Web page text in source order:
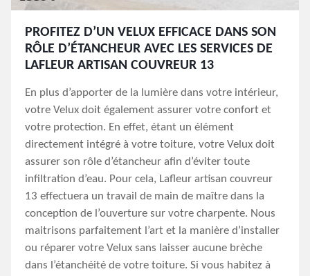
PROFITEZ D’UN VELUX EFFICACE DANS SON
RÔLE D’ÉTANCHEUR AVEC LES SERVICES DE
LAFLEUR ARTISAN COUVREUR 13
En plus d’apporter de la lumière dans votre intérieur,
votre Velux doit également assurer votre confort et
votre protection. En effet, étant un élément
directement intégré à votre toiture, votre Velux doit
assurer son rôle d’étancheur afin d’éviter toute
infiltration d’eau. Pour cela, Lafleur artisan couvreur
13 effectuera un travail de main de maître dans la
conception de l’ouverture sur votre charpente. Nous
maitrisons parfaitement l’art et la manière d’installer
ou réparer votre Velux sans laisser aucune brèche
dans l’étanchéité de votre toiture. Si vous habitez à